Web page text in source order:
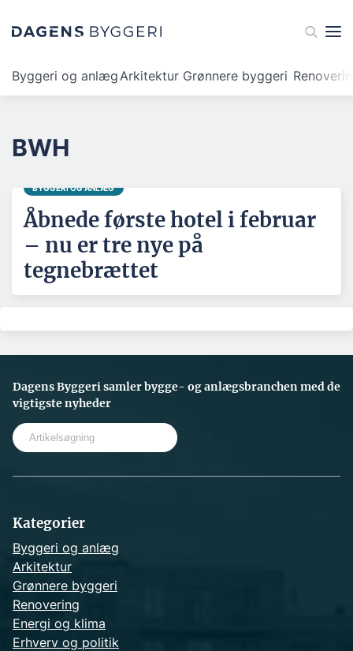
Byggeri og anlægArkitektur Grønnere byggeri
BWH
BYGGERI OG ANLÆG
Åbnede første hotel i februar
– nu er tre nye på
tegnebrættet
Dagens Byggeri samler bygge- og anlægsbranchen med de
vigtigste nyheder
Kategorier
Byggeri og anlæg
Arkitektur
Grønnere byggeri
Renovering
Energi og klima
Erhverv og politik